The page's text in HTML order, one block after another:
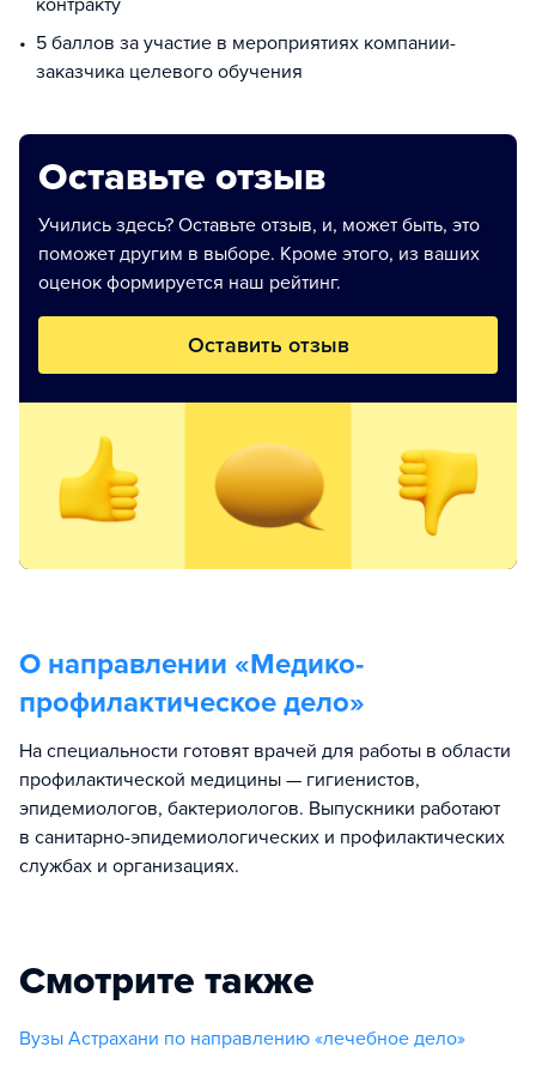
контракту
5 баллов за участие в мероприятиях компании-
заказчика целевого обучения
Оставьте отзыв
Учились здесь? Оставьте отзыв, и, может быть, это
поможет другим в выборе. Кроме этого, из ваших
оценок формируется наш рейтинг.
Оставить отзыв
О направлении «Медико-
профилактическое дело»
На специальности готовят врачей для работы в области
профилактической медицины — гигиенистов,
эпидемиологов, бактериологов. Выпускники работают
в санитарно-эпидемиологических и профилактических
службах и организациях.
Смотрите также
Вузы Астрахани по направлению «лечебное дело»